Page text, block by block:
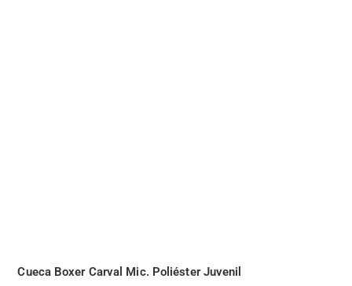
Cueca Boxer Carval Mic. Poliéster Juvenil